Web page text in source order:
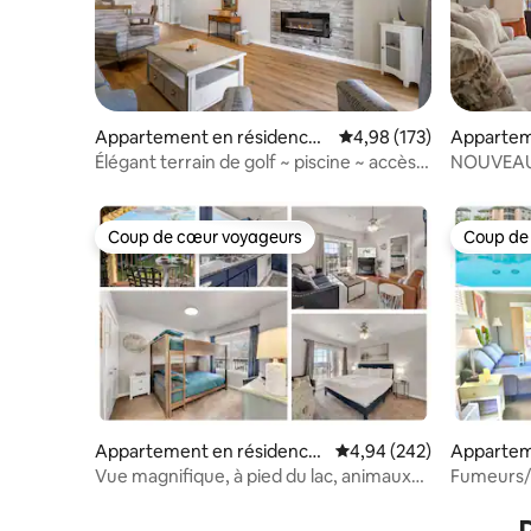
Appartement en résidence ⋅
Branson
Évaluation moyenne
4,98 (173)
Élégant terrain de golf ~ piscine ~ accès
Coup de cœur voyageurs
Coup de cœur voyageurs
Appartement en résidence
⋅ Branson
Évaluation moyenne
4,94 (242)
Vue magnifique, à pied du lac, animaux
Coup
Coup
Branson